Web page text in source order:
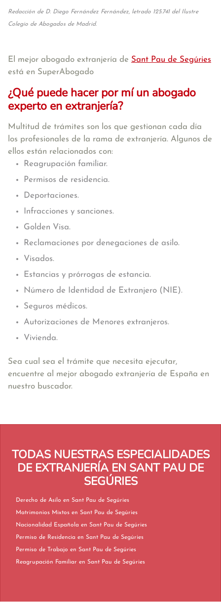
Redacción de D. Diego Fernández Fernández, letrado 125.741 del Ilustre
Colegio de Abogados de Madrid.
El mejor abogado extranjería de Sant Pau de Segúries
está en SuperAbogado
¿Qué puede hacer por mí un abogado
experto en extranjería?
Multitud de trámites son los que gestionan cada día
los profesionales de la rama de extranjería. Algunos de
ellos están relacionados con:
Reagrupación familiar.
Permisos de residencia.
Deportaciones.
Infracciones y sanciones.
Golden Visa.
Reclamaciones por denegaciones de asilo.
Visados.
Estancias y prórrogas de estancia.
Número de Identidad de Extranjero (NIE).
Seguros médicos.
Autorizaciones de Menores extranjeros.
Vivienda.
Sea cual sea el trámite que necesita ejecutar,
encuentre al mejor abogado extranjería de España en
nuestro buscador.
TODAS NUESTRAS ESPECIALIDADES
DE EXTRANJERÍA EN SANT PAU DE
SEGÚRIES
Derecho de Asilo en Sant Pau de Segúries
Matrimonios Mixtos en Sant Pau de Segúries
Nacionalidad Española en Sant Pau de Segúries
Permiso de Residencia en Sant Pau de Segúries
Permiso de Trabajo en Sant Pau de Segúries
Reagrupación Familiar en Sant Pau de Segúries